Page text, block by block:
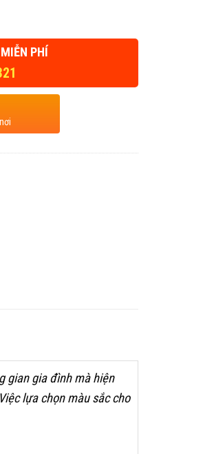
PHÍ
gian gia đình mà hiện
lựa chọn màu sắc cho